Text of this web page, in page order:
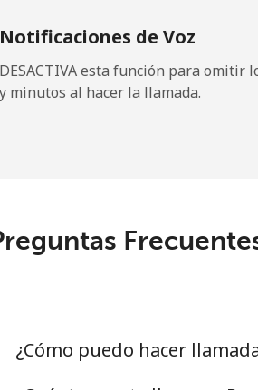
Notificaciones de Voz
DESACTIVA esta función para omitir
y minutos al hacer la llamada.
¿Cómo puedo hacer